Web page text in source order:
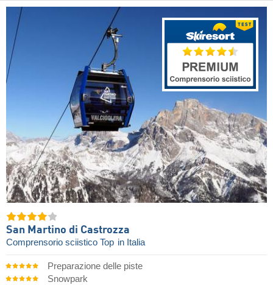
San Martino di Castrozza
Comprensorio sciistico Top in Italia
Preparazione delle piste
Snowpark